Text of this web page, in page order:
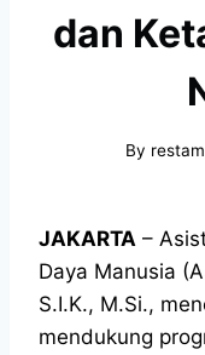
dan
By
JAKARTA –
Daya Manusia
S.I.K., M.Si.,
mendukung